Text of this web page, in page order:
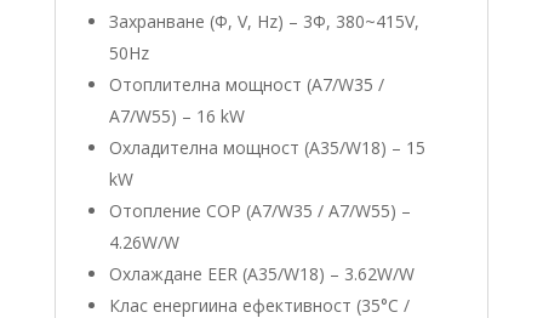
Захранване (Φ, V, Hz) – 3Ф, 380~415V,
50Hz
Отоплителна мощност (A7/W35 /
A7/W55) – 16 kW
Охладителна мощност (A35/W18) – 15
kW
Отопление COP (A7/W35 / A7/W55) –
4.26W/W
Охлаждане EER (A35/W18) – 3.62W/W
Клас енергиина ефективност (35°C /